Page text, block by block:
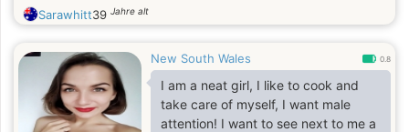
Sarawhitt39 Jahre alt
New South Wales 0.8
I am a neat girl, I like to cook and
take care of myself, I want male
attention! I want to see next to me a